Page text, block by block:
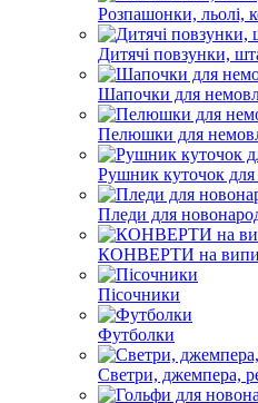
Розпашонки, льолі,
Дитячі повзунки,
Шапочки для
Пелюшки для
Рушник куточок
Пледи для
КОНВЕРТИ на
Пісочники
Футболки
Светри, джемпера,